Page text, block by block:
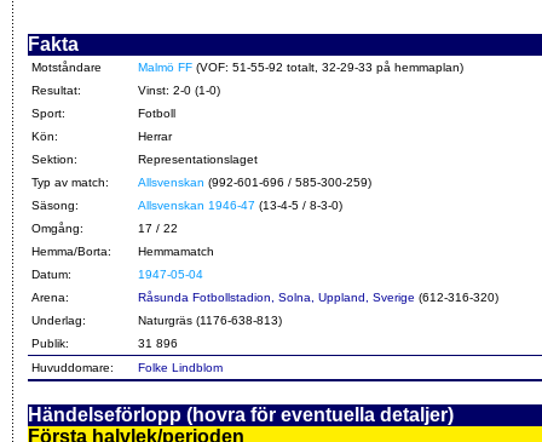
Fakta
Motståndare Malmö FF (VOF: 51-55-92 totalt, 32-29-33 på hemmaplan)
Resultat:
Vinst: 2-0 (1-0)
Sport:
Fotboll
Kön:
Herrar
Sektion:
Representationslaget
Typ av match:
Allsvenskan (992-601-696 / 585-300-259)
Säsong:
Allsvenskan 1946-47 (13-4-5 / 8-3-0)
Omgång:
17 / 22
Hemma/Borta:
Hemmamatch
Datum:
1947-05-04
Arena:
Råsunda Fotbollstadion, Solna, Uppland, Sverige (612-316-320)
Underlag:
Naturgräs (1176-638-813)
Publik:
31 896
Huvuddomare:
Folke Lindblom
Händelseförlopp (hovra för eventuella detaljer)
Första halvlek/perioden